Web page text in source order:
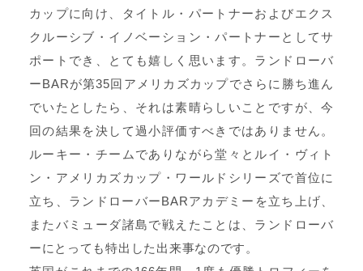
カップに向け、タイトル・パートナーおよびエクス
クルーシブ・イノベーション・パートナーとしてサ
ポートでき、とても嬉しく思います。ランドローバ
ーBARが第35回アメリカズカップでさらに勝ち進ん
でいたとしたら、それは素晴らしいことですが、今
回の結果を決して過小評価すべきではありません。
ルーキー・チームでありながら堂々とルイ・ヴィト
ン・アメリカズカップ・ワールドシリーズで首位に
立ち、ランドローバーBARアカデミーを立ち上げ、
またバミューダ諸島で戦えたことは、ランドローバ
ーにとっても特出した出来事なのです。